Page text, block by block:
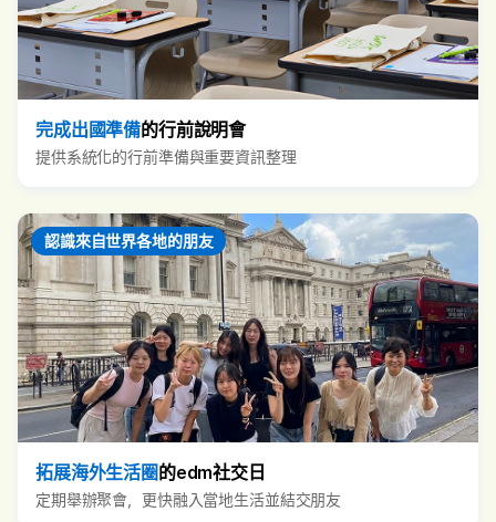
完成出國準備的行前說明會
提供系統化的行前準備與重要資訊整理
認識來自世界各地的朋友
拓展海外生活圈的edm社交日
定期舉辦聚會，更快融入當地生活並結交朋友